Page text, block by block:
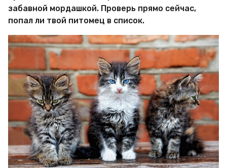
и
я
К
а
м
и
н
с
к
я
забавной мордашкой. Проверь прямо сейчас,
попал ли твой питомец в список.